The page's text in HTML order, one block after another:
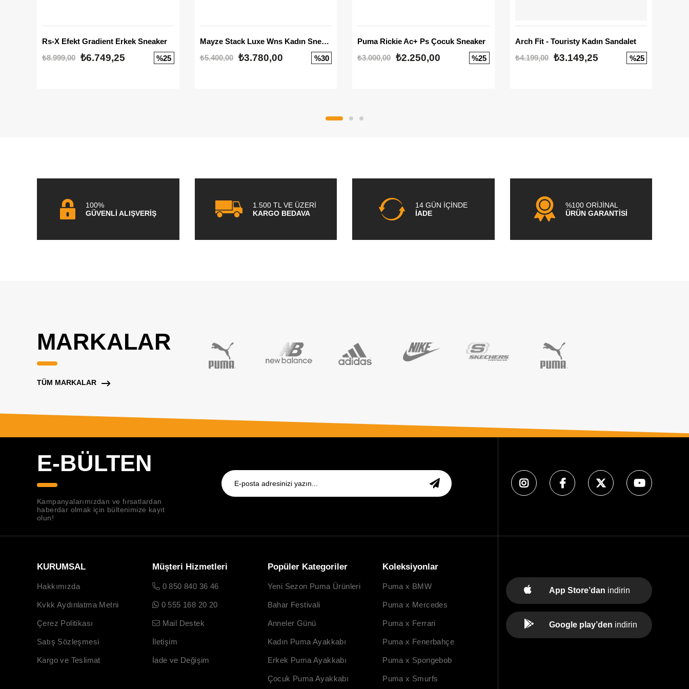
Rs-X Efekt Gradient Erkek Sneaker
₺8.999,00 ₺6.749,25 %25
Mayze Stack Luxe Wns Kadın Sneaker
₺5.400,00
₺3.780,00 %30
Puma Rickie Ac+ Ps Çocuk Sneaker
₺3.000,00 ₺2.250,00 %25
Arch Fit - Touristy Kadın Sandalet
₺4.199,00
₺3.149,25 %25
100%
GÜVENLİ ALIŞVERİŞ
1.500 TL VE ÜZERİ
KARGO BEDAVA
14 GÜN İÇİNDE
İADE
%100 ORİJİNAL
ÜRÜN GARANTİSİ
MARKALAR
TÜM MARKALAR
E-BÜLTEN
Kampanyalarımızdan ve fırsatlardan
haberdar olmak için bültenimize kayıt
olun!
KURUMSAL
Hakkımızda
Kvkk Aydınlatma Metni
Çerez Politikası
Satış Sözleşmesi
Kargo ve Teslimat
Müşteri Hizmetleri
0 850 840 36 46
0 555 168 20 20
Mail Destek
İletişim
İade ve Değişim
Popüler Kategoriler
Yeni Sezon Puma Ürünleri
Bahar Festivali
Anneler Günü
Kadın Puma Ayakkabı
Erkek Puma Ayakkabı
Çocuk Puma Ayakkabı
Koleksiyonlar
Puma x BMW
Puma x Mercedes
Puma x Ferrari
Puma x Fenerbahçe
Puma x Spongebob
Puma x Smurfs
App Store’dan indirin
Google play’den indirin